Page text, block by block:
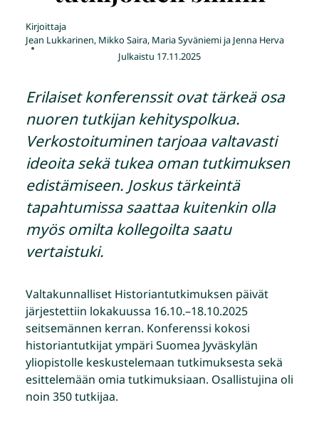
Kirjoittaja
Jean Lukkarinen, Mikko Saira, Maria Syväniemi ja Jenna Herva
Julkaistu 17.11.2025
Erilaiset konferenssit ovat tärkeä osa
nuoren tutkijan kehityspolkua.
Verkostoituminen tarjoaa valtavasti
ideoita sekä tukea oman tutkimuksen
edistämiseen. Joskus tärkeintä
tapahtumissa saattaa kuitenkin olla
myös omilta kollegoilta saatu
vertaistuki.
Valtakunnalliset Historiantutkimuksen päivät
järjestettiin lokakuussa 16.10.–18.10.2025
seitsemännen kerran. Konferenssi kokosi
historiantutkijat ympäri Suomea Jyväskylän
yliopistolle keskustelemaan tutkimuksesta sekä
esittelemään omia tutkimuksiaan. Osallistujina oli
noin 350 tutkijaa.